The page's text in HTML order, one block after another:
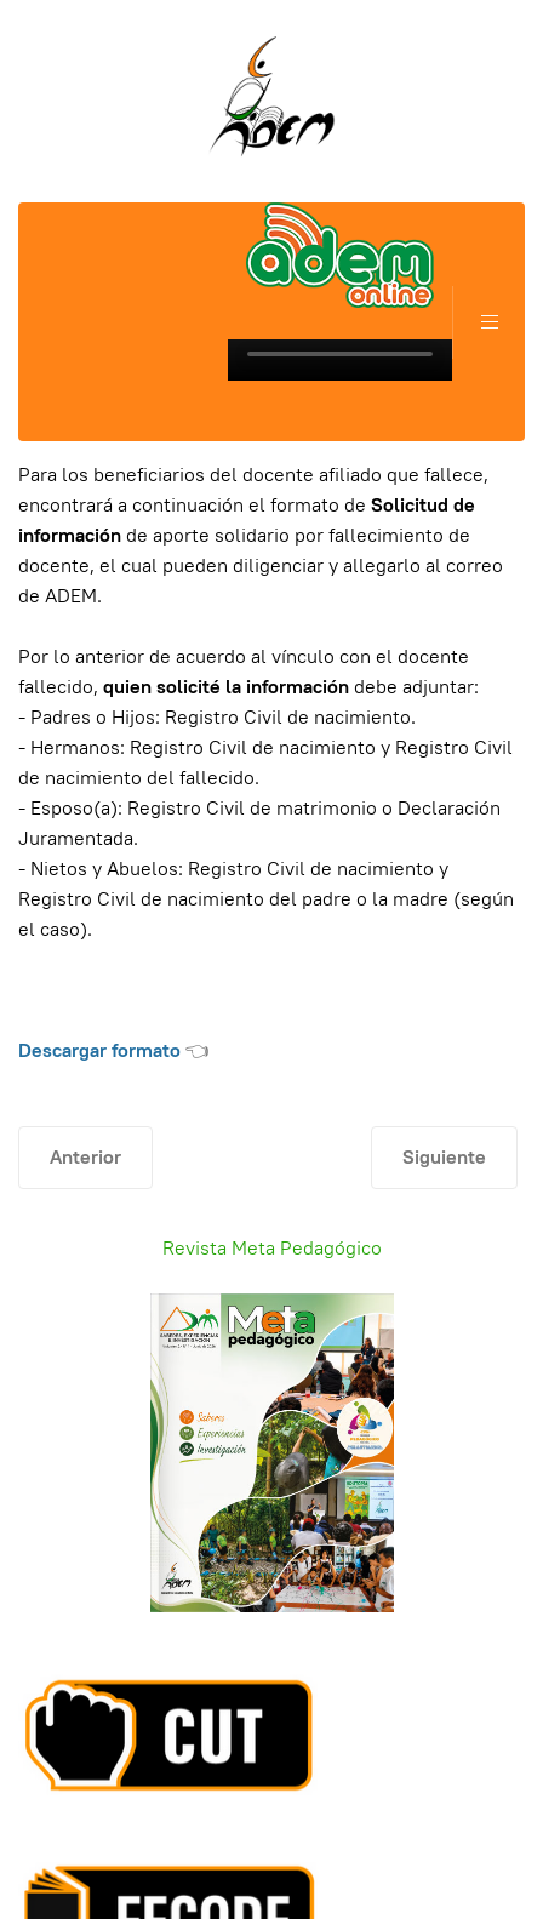
Para los beneficiarios del docente afiliado que fallece,
encontrará a continuación el formato de Solicitud de
informaciónde aporte solidario por fallecimiento de
docente, el cual pueden diligenciar y allegarlo al correo
de ADEM.
Por lo anterior de acuerdo al vínculo con el docente
fallecido, quien solicité la informacióndebe adjuntar:
- Padres o Hijos: Registro Civil de nacimiento.
- Hermanos: Registro Civil de nacimiento y Registro Civil
de nacimiento del fallecido.
- Esposo(a): Registro Civil de matrimonio o Declaración
Juramentada.
- Nietos y Abuelos: Registro Civil de nacimiento y
Registro Civil de nacimiento del padre o la madre (según
el caso).
Descargar formato👈
Artículo anterior: Pliegos de peticiones
Anterior Artículo
Siguiente
Revista Meta Pedagógico